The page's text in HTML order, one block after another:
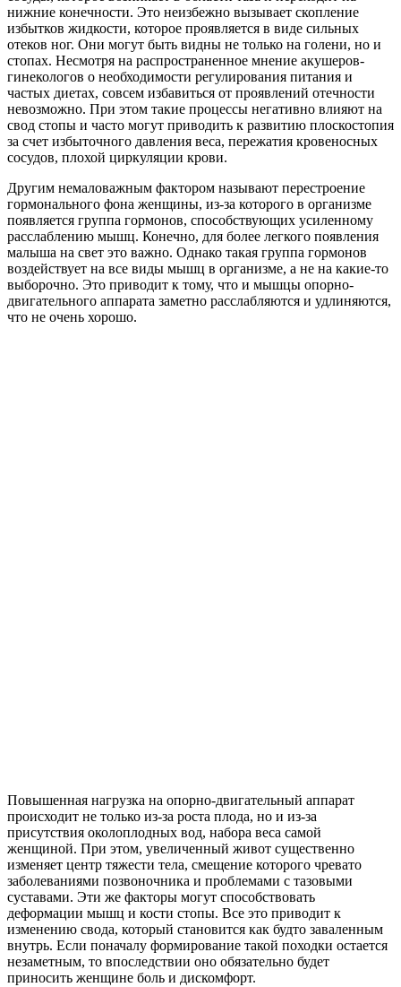
нижние конечности. Это неизбежно вызывает скопление
избытков жидкости, которое проявляется в виде сильных
отеков ног. Они могут быть видны не только на голени, но и
стопах. Несмотря на распространенное мнение акушеров-
гинекологов о необходимости регулирования питания и
частых диетах, совсем избавиться от проявлений отечности
невозможно. При этом такие процессы негативно влияют на
свод стопы и часто могут приводить к развитию плоскостопия
за счет избыточного давления веса, пережатия кровеносных
сосудов, плохой циркуляции крови.
Другим немаловажным фактором называют перестроение
гормонального фона женщины, из-за которого в организме
появляется группа гормонов, способствующих усиленному
расслаблению мышц. Конечно, для более легкого появления
малыша на свет это важно. Однако такая группа гормонов
воздействует на все виды мышц в организме, а не на какие-то
выборочно. Это приводит к тому, что и мышцы опорно-
двигательного аппарата заметно расслабляются и удлиняются,
что не очень хорошо.
Повышенная нагрузка на опорно-двигательный аппарат
происходит не только из-за роста плода, но и из-за
присутствия околоплодных вод, набора веса самой
женщиной. При этом, увеличенный живот существенно
изменяет центр тяжести тела, смещение которого чревато
заболеваниями позвоночника и проблемами с тазовыми
суставами. Эти же факторы могут способствовать
деформации мышц и кости стопы. Все это приводит к
изменению свода, который становится как будто заваленным
внутрь. Если поначалу формирование такой походки остается
незаметным, то впоследствии оно обязательно будет
приносить женщине боль и дискомфорт.